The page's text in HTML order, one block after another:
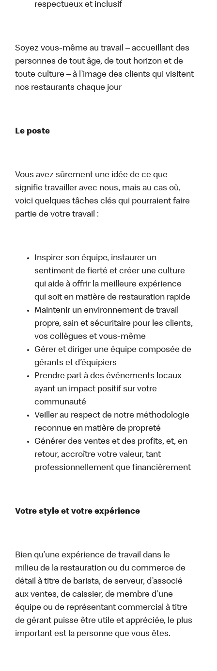
respectueux et inclusif
Soyez vous-même au travail – accueillant des
personnes de tout âge, de tout horizon et de
toute culture – à l’image des clients qui visitent
nos restaurants chaque jour
Le poste
Vous avez sûrement une idée de ce que
signifie travailler avec nous, mais au cas où,
voici quelques tâches clés qui pourraient faire
partie de votre travail :
Inspirer son équipe, instaurer un
sentiment de fierté et créer une culture
qui aide à offrir la meilleure expérience
qui soit en matière de restauration rapide
Maintenir un environnement de travail
propre, sain et sécuritaire pour les clients,
vos collègues et vous-même
Gérer et diriger une équipe composée de
gérants et d’équipiers
Prendre part à des événements locaux
ayant un impact positif sur votre
communauté
Veiller au respect de notre méthodologie
reconnue en matière de propreté
Générer des ventes et des profits, et, en
retour, accroître votre valeur, tant
professionnellement que financièrement
Votre style et votre expérience
Bien qu’une expérience de travail dans le
milieu de la restauration ou du commerce de
détail à titre de barista, de serveur, d’associé
aux ventes, de caissier, de membre d’une
équipe ou de représentant commercial à titre
de gérant puisse être utile et appréciée, le plus
important est la personne que vous êtes.